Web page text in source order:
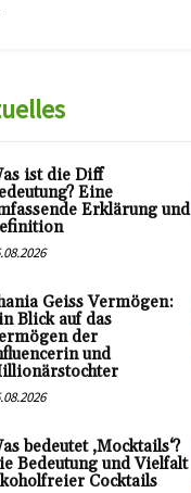
ist die Diff
Eine
Erklärung und
Geiss Vermögen:
Blick auf das
der
und
bedeutet ‚Mocktails‘?
Bedeutung und Vielfalt
Cocktails